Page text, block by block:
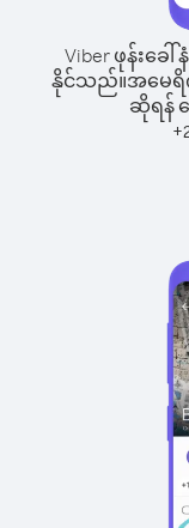
Viber ဖုန်းခ
နိုင်သည်။အမေရိ
ဆိုရန်
+